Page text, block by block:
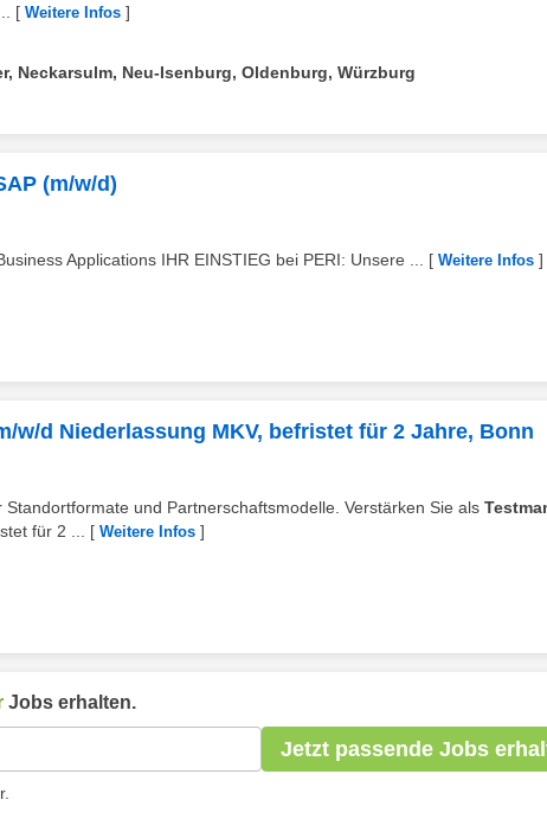
[ Weitere Infos ]
Neckarsulm, Neu-Isenburg, Oldenburg, Würzburg
(m/w/d)
Applications IHR EINSTIEG bei PERI: Unsere ... [ Weitere Infos ]
w/d Niederlassung MKV, befristet für 2 Jahre, Bonn
Standortformate und Partnerschaftsmodelle. Verstärken Sie als
für 2 ...
[ Weitere Infos ]
Jobs erhalten.
Jetzt passende Jobs